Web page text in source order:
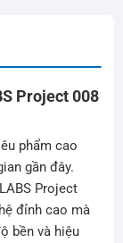
Project 008
phẩm cao
gần đây.
Project
đỉnh cao mà
bền và hiệu